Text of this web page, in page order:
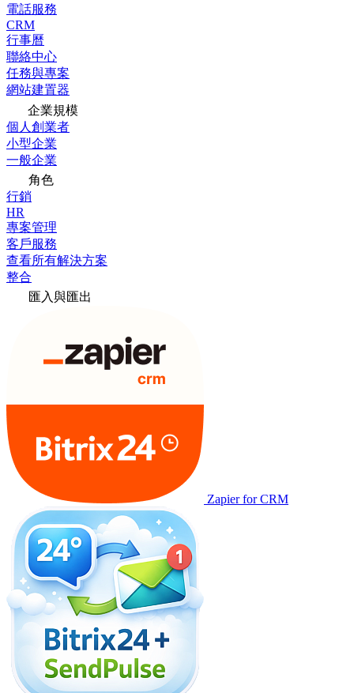
電話服務
CRM
行事曆
聯絡中心
任務與專案
網站建置器
企業規模
個人創業者
小型企業
一般企業
角色
行銷
HR
專案管理
客戶服務
查看所有解決方案
整合
匯入與匯出
Zapier for CRM